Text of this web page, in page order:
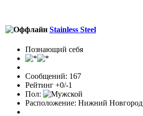
Stainless Steel
Познающий себя
Сообщений: 167
Рейтинг +0/-1
Пол:
Расположение: Нижний Новгород